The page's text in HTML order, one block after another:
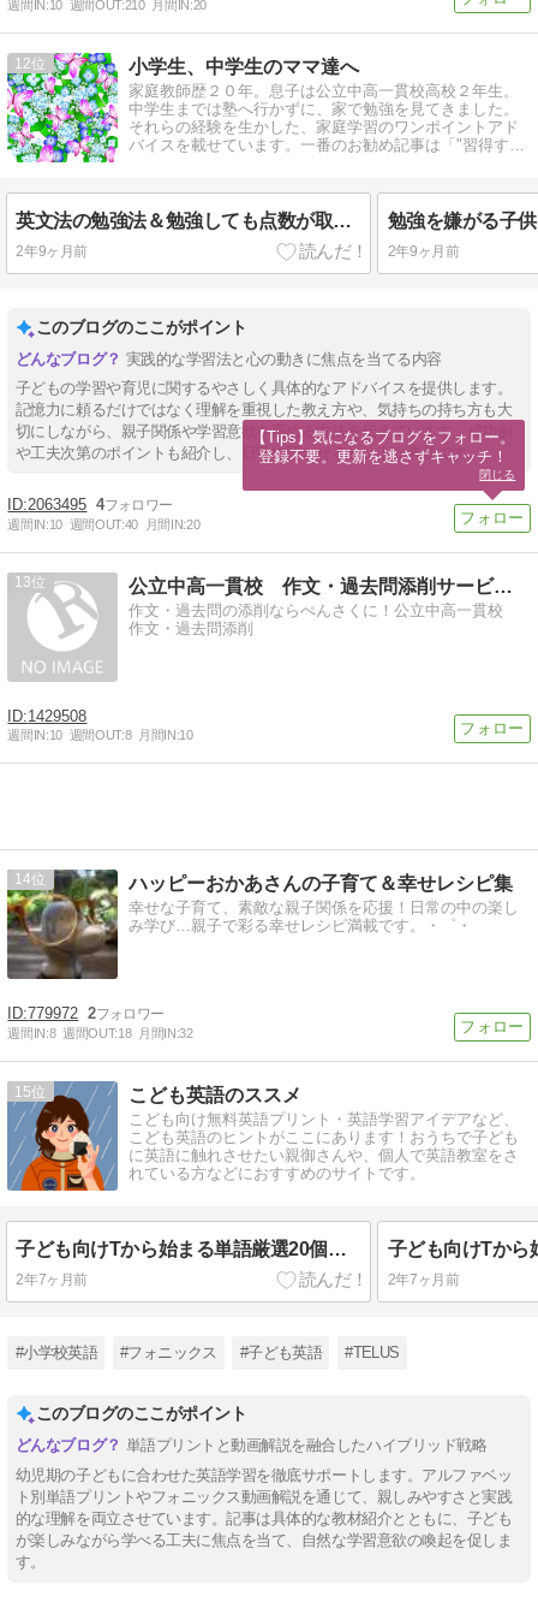
週間IN:10 週間OUT:210 月間IN:20
12 小学生、中学生のママ達へ
家庭教師歴２０年。息子は公立中高一貫校高校２年生。
中学生までは塾へ行かずに、家で勉強を見てきました。
それらの経験を生かした、家庭学習のワンポイントアド
バイスを載せています。一番のお勧め記事は「"習得する
英文法の勉強法＆勉強しても点数が取れない理由
2年9ヶ月前 2年9ヶ月前
このブログのここがポイント
実践的な学習法と心の動きに焦点を当てる内容
子どもの学習や育児に関するやさしく具体的なアドバイスを提供します。
記憶力に頼るだけではなく理解を重視した教え方や、気持ちの持ち方も大
切にしながら、親子関係や学習意欲を高める方法を伝えています。成功例
や工夫次第のポイントも紹介し、日常に活かせるヒントが満載です。
2063495 4
週間IN:10 週間OUT:40 月間IN:20
13 公立中高一貫校 作文・過去問添削サービス ぺんさく
作文・過去問の添削ならぺんさくに！公立中高一貫校
作文・過去問添削
1429508
週間IN:10 週間OUT:8 月間IN:10
14 ハッピーおかあさんの子育て＆幸せレシピ集
幸せな子育て、素敵な親子関係を応援！日常の中の楽し
み学び…親子で彩る幸せレシピ満載です。・゜・
779972 2
週間IN:8 週間OUT:18 月間IN:32
15 こども英語のススメ
こども向け無料英語プリント・英語学習アイデアなど、
こども英語のヒントがここにあります！おうちで子ども
に英語に触れさせたい親御さんや、個人で英語教室をさ
れている方などにおすすめのサイトです。
子ども向けTから始まる単語厳選20個とプリント無料ダウンロード
2年7ヶ月前 2年7ヶ月前
#小学校英語 #フォニックス #子ども英語 #TELUS
このブログのここがポイント
単語プリントと動画解説を融合したハイブリッド戦略
幼児期の子どもに合わせた英語学習を徹底サポートします。アルファベッ
ト別単語プリントやフォニックス動画解説を通じて、親しみやすさと実践
的な理解を両立させています。記事は具体的な教材紹介とともに、子ども
が楽しみながら学べる工夫に焦点を当て、自然な学習意欲の喚起を促しま
す。
【Tips】気になるブログをフォロー。
登録不要。更新を逃さずキャッチ！
閉じる